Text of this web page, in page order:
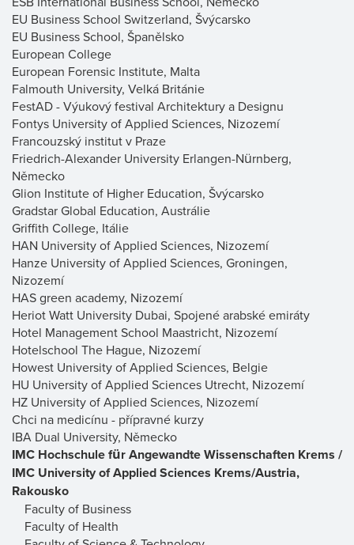
EU Business School Switzerland, Švýcarsko
EU Business School, Španělsko
European College
European Forensic Institute, Malta
Falmouth University, Velká Británie
FestAD - Výukový festival Architektury a Designu
Fontys University of Applied Sciences, Nizozemí
Francouzský institut v Praze
Friedrich-Alexander University Erlangen-Nürnberg,
Německo
Glion Institute of Higher Education, Švýcarsko
Gradstar Global Education, Austrálie
Griffith College, Itálie
HAN University of Applied Sciences, Nizozemí
Hanze University of Applied Sciences, Groningen,
Nizozemí
HAS green academy, Nizozemí
Heriot Watt University Dubai, Spojené arabské emiráty
Hotel Management School Maastricht, Nizozemí
Hotelschool The Hague, Nizozemí
Howest University of Applied Sciences, Belgie
HU University of Applied Sciences Utrecht, Nizozemí
HZ University of Applied Sciences, Nizozemí
Chci na medicínu - přípravné kurzy
IBA Dual University, Německo
IMC Hochschule für Angewandte Wissenschaften Krems /
IMC University of Applied Sciences Krems/Austria,
Rakousko
Faculty of Business
Faculty of Health